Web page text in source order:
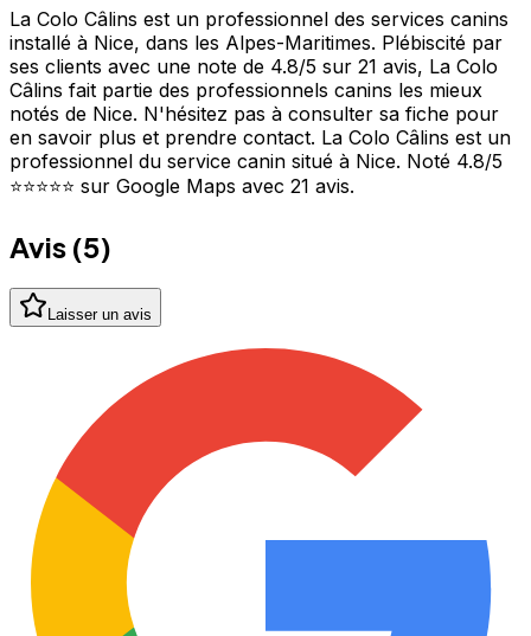
La Colo Câlins est un professionnel des services canins
installé à Nice, dans les Alpes-Maritimes. Plébiscité par
ses clients avec une note de 4.8/5 sur 21 avis, La Colo
Câlins fait partie des professionnels canins les mieux
notés de Nice. N'hésitez pas à consulter sa fiche pour
en savoir plus et prendre contact. La Colo Câlins est un
professionnel du service canin situé à Nice. Noté 4.8/5
⭐⭐⭐⭐⭐ sur Google Maps avec 21 avis.
Avis (5)
Laisser un avis